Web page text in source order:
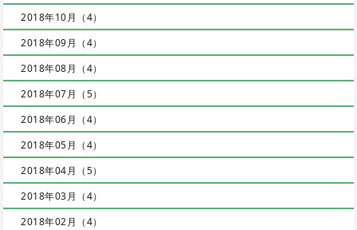
2018年10月（4）
2018年09月（4）
2018年08月（4）
2018年07月（5）
2018年06月（4）
2018年05月（4）
2018年04月（5）
2018年03月（4）
2018年02月（4）